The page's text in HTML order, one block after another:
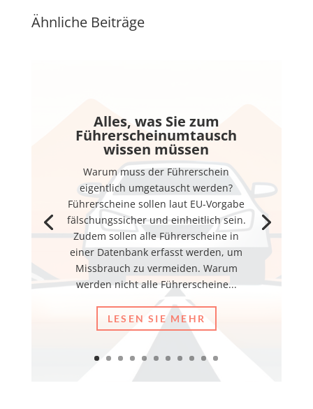
Ähnliche Beiträge
Alles, was Sie zum
Führerscheinumtausch
wissen müssen
Warum muss der Führerschein
eigentlich umgetauscht werden?
Führerscheine sollen laut EU-Vorgabe
fälschungssicher und einheitlich sein.
Zudem sollen alle Führerscheine in
einer Datenbank erfasst werden, um
Missbrauch zu vermeiden. Warum
werden nicht alle Führerscheine...
LESEN SIE MEHR